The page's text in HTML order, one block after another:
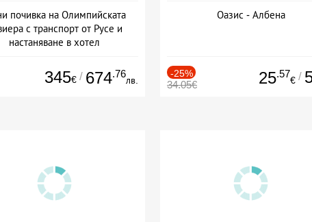
почивка на Олимпийската
с транспорт от Русе и
настаняване в хотел
345€ / 674.76
лв.
Оазис - Албена
-25%
34.05€ 25.57
€ /